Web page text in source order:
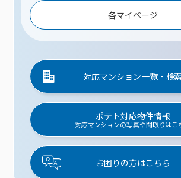
各マイページ
対応マンション一覧・検索
ポテト対応物件情報
対応マンションの写真や間取りはこ
お困りの方はこちら